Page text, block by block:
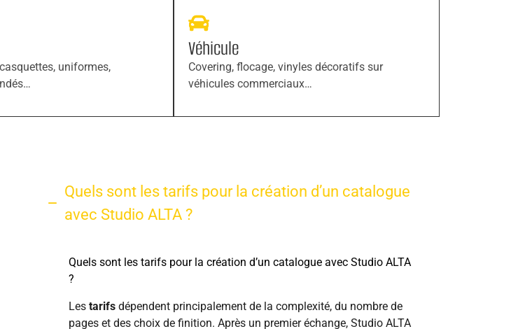
uniformes,
Véhicule
Covering, flocage, vinyles décoratifs sur
véhicules commerciaux…
Quels sont les tarifs pour la création d’un catalogue
avec Studio ALTA ?
Quels sont les tarifs pour la création d’un catalogue avec Studio ALTA
?
Les tarifs dépendent principalement de la complexité, du nombre de
pages et des choix de finition. Après un premier échange, Studio ALTA